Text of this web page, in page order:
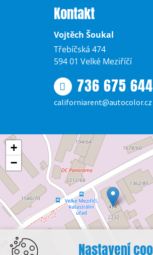
Kontakt
Vojtěch Šoukal
Třebíčská 474
594 01 Velké Meziříčí
736 675 644
californiarent@autocolor.cz
+
−
Nastavení